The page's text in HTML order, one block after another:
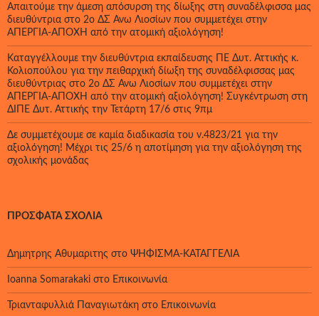
Απαιτούμε την άμεση απόσυρση της δίωξης στη συναδέλφισσα μας
διευθύντρια στο 2ο ΔΣ Άνω Λιοσίων που συμμετέχει στην
ΑΠΕΡΓΙΑ-ΑΠΟΧΗ από την ατομική αξιολόγηση!
Καταγγέλλουμε την διευθύντρια εκπαίδευσης ΠΕ Δυτ. Αττικής κ.
Κολιοπούλου για την πειθαρχική δίωξη της συναδέλφισσας μας
διευθύντριας στο 2ο ΔΣ Άνω Λιοσίων που συμμετέχει στην
ΑΠΕΡΓΙΑ-ΑΠΟΧΗ από την ατομική αξιολόγηση! Συγκέντρωση στη
ΔΙΠΕ Δυτ. Αττικής την Τετάρτη 17/6 στις 9πμ
Δε συμμετέχουμε σε καμία διαδικασία του ν.4823/21 για την
αξιολόγηση! Μέχρι τις 25/6 η αποτίμηση για την αξιολόγηση της
σχολικής μονάδας
ΠΡΌΣΦΑΤΑ ΣΧΌΛΙΑ
Δημητρης Αθυμαριτης στο ΨΗΦΙΣΜΑ-ΚΑΤΑΓΓΕΛΙΑ
Ioanna Somarakaki στο Επικοινωνία
Τριανταφυλλιά Παναγιωτάκη στο Επικοινωνία